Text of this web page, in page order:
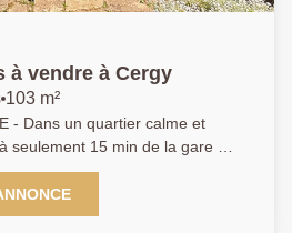
à vendre à Cergy
103 m²
- Dans un quartier calme et
seulement 15 min de la gare et
et commodités, offrant
pour une famille, découvrez
Elle offre au rez-de-